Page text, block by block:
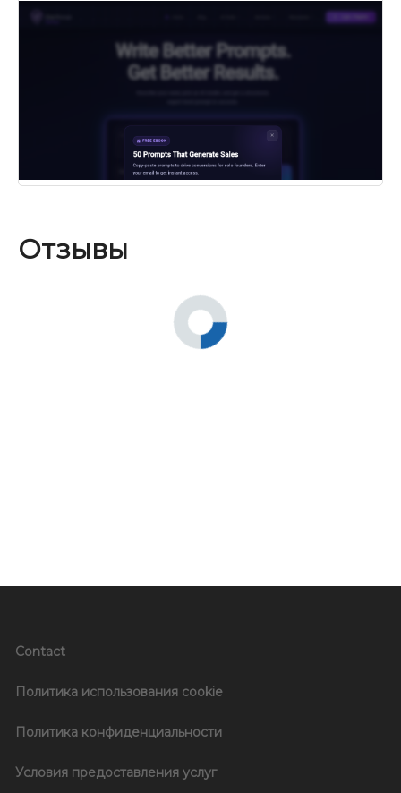
Отзывы
Contact
Политика использования cookie
Политика конфиденциальности
Условия предоставления услуг